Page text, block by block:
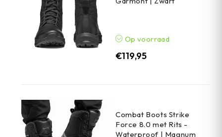
Op voorraad
€119,95
Combat Boots Strike
Force 8.0 met Rits -
Waterproof | Magnum